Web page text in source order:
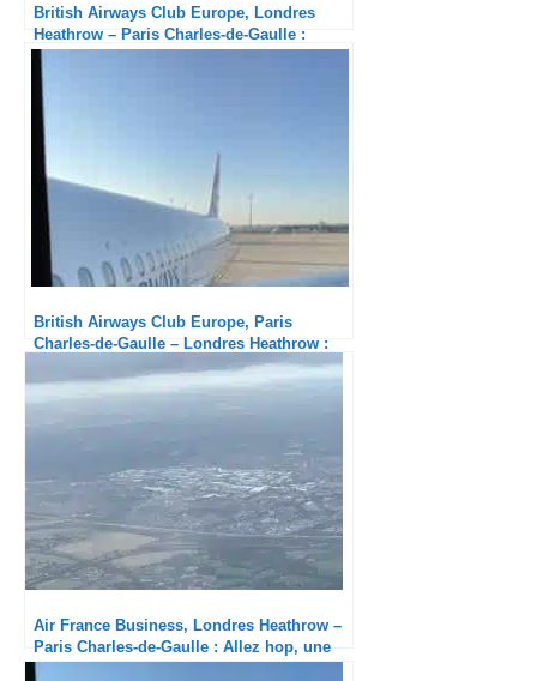
British Airways Club Europe, Londres
Heathrow – Paris Charles-de-Gaulle :
British Airways Club Europe, Paris
Charles-de-Gaulle – Londres Heathrow :
Air France Business, Londres Heathrow –
Paris Charles-de-Gaulle : Allez hop, une
bonne heure de retard !